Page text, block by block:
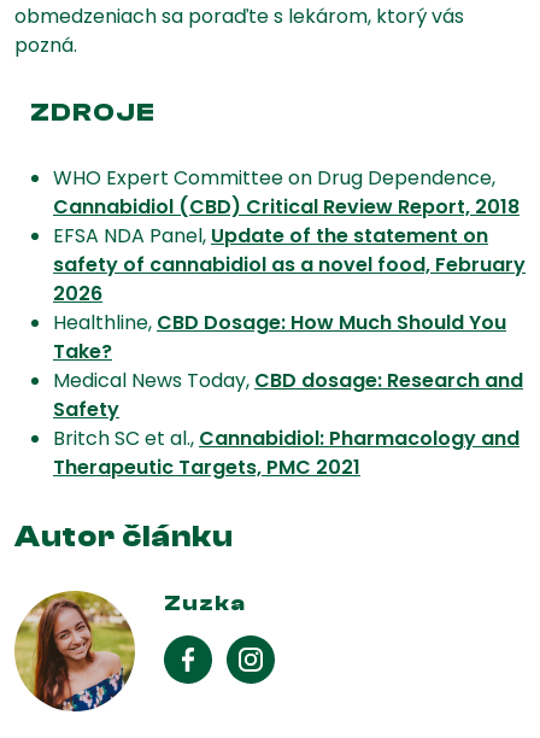
obmedzeniach sa poraďte s lekárom, ktorý vás
pozná.
ZDROJE
WHO Expert Committee on Drug Dependence,
Cannabidiol (CBD) Critical Review Report, 2018
EFSA NDA Panel, Update of the statement on
safety of cannabidiol as a novel food, February
2026
Healthline, CBD Dosage: How Much Should You
Take?
Medical News Today, CBD dosage: Research and
Safety
Britch SC et al., Cannabidiol: Pharmacology and
Therapeutic Targets, PMC 2021
Autor článku
Zuzka